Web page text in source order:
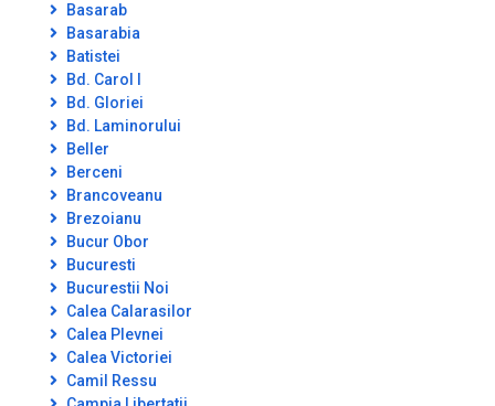
Basarab
Basarabia
Batistei
Bd. Carol I
Bd. Gloriei
Bd. Laminorului
Beller
Berceni
Brancoveanu
Brezoianu
Bucur Obor
Bucuresti
Bucurestii Noi
Calea Calarasilor
Calea Plevnei
Calea Victoriei
Camil Ressu